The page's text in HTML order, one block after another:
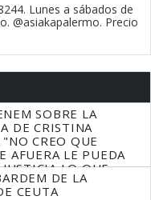
Lunes a sábados de
@asiakapalermo. Precio
SOBRE LA
DE CRISTINA
CREO QUE
AFUERA LE PUEDA
LO QUE
DE LA
CEUTA